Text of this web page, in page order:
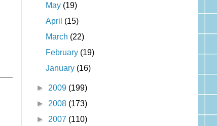
May (19)
April (15)
March (22)
February (19)
January (16)
► 2009 (199)
► 2008 (173)
► 2007 (110)